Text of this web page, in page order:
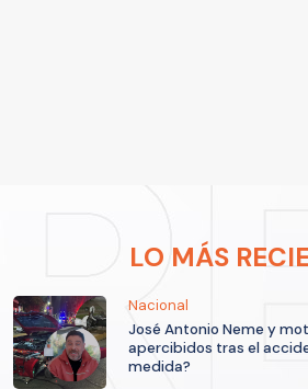
LO MÁS
Nacional
José Antonio Neme y
apercibidos tras el
medida?